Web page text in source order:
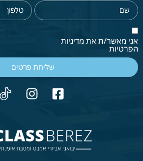
אני מאשר/ת את מדיניות
הפרטיות
שליחת פרטים